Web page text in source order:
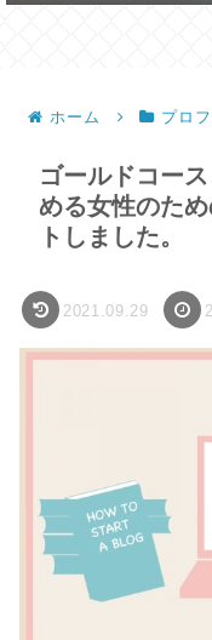
ホーム プロ
ゴールドコー
める女性のた
トしました。
2021.09.29